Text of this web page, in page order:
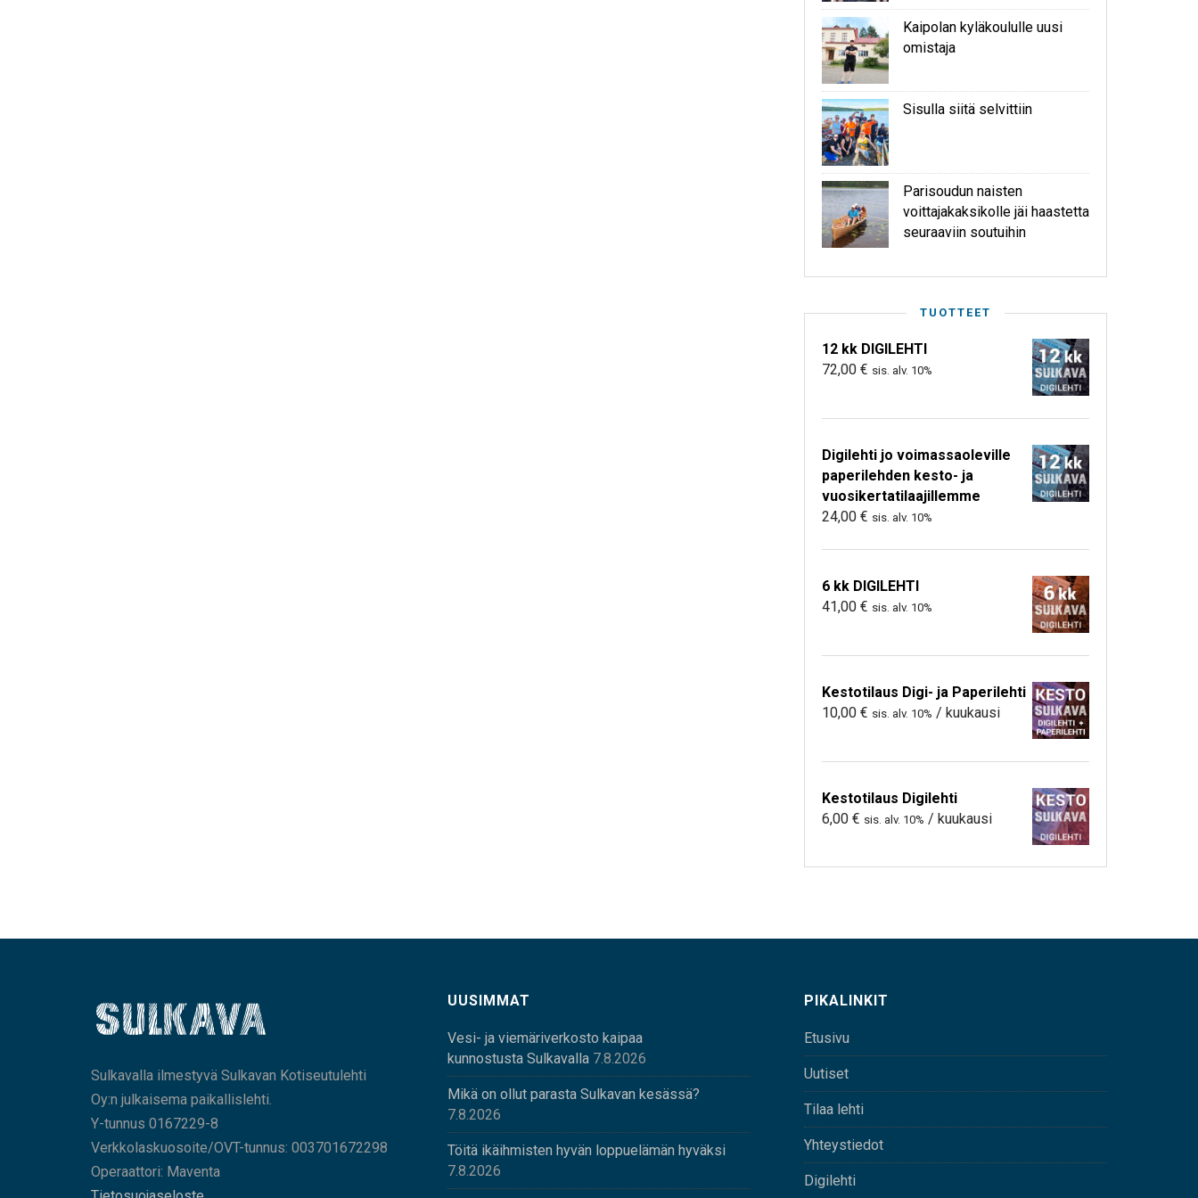
Kaipolan kyläkoululle uusi
omistaja
Sisulla siitä selvittiin
Parisoudun naisten
voittajakaksikolle jäi haastetta
seuraaviin soutuihin
TUOTTEET
12 kk DIGILEHTI
72,00 € sis. alv. 10%
Digilehti jo voimassaoleville
paperilehden kesto- ja
vuosikertatilaajillemme
24,00 € sis. alv. 10%
6 kk DIGILEHTI
41,00 € sis. alv. 10%
Kestotilaus Digi- ja Paperilehti
10,00 € sis. alv. 10% / kuukausi
Kestotilaus Digilehti
6,00 € sis. alv. 10% / kuukausi
Sulkavalla ilmestyvä Sulkavan Kotiseutulehti
Oy:n julkaisema paikallislehti.
Y-tunnus 0167229-8
Verkkolaskuosoite/OVT-tunnus: 003701672298
Operaattori: Maventa
UUSIMMAT
Vesi- ja viemäriverkosto kaipaa
kunnostusta Sulkavalla 7.8.2026
Mikä on ollut parasta Sulkavan kesässä?
7.8.2026
Töitä ikäihmisten hyvän loppuelämän hyväksi
7.8.2026
PIKALINKIT
Etusivu
Uutiset
Tilaa lehti
Yhteystiedot
Digilehti